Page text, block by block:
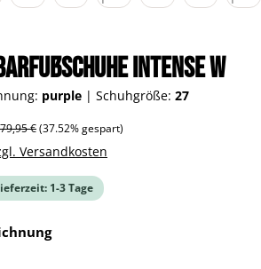
Intense W
purple | Schuhgröße: 27
Regulärer Preis:
79,95 €(37.52% gespart)
Versandkosten
1-3 Tage
auswählen